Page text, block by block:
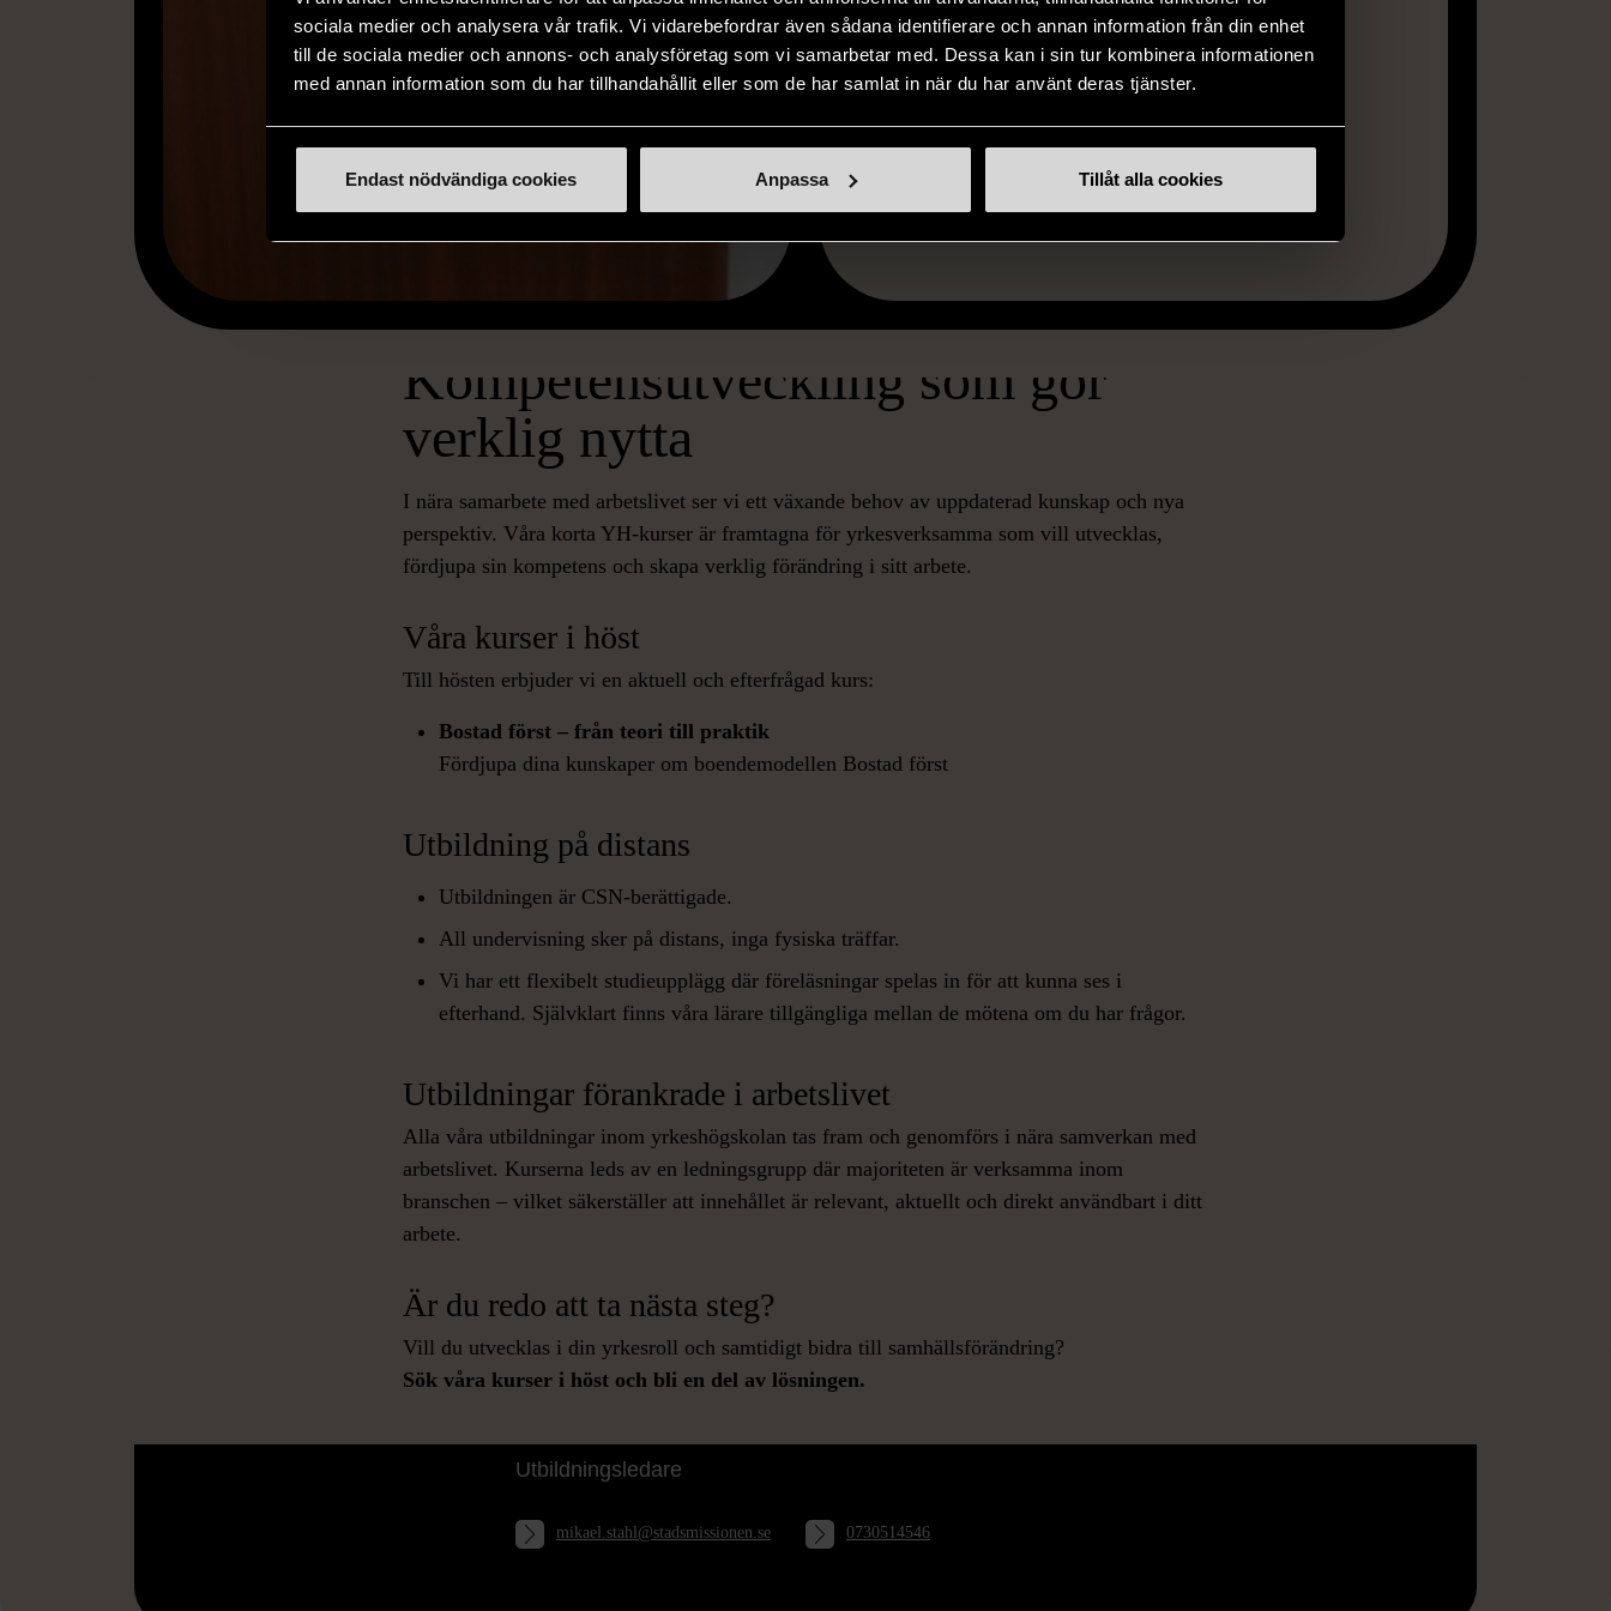
sociala medier och analysera vår trafik. Vi vidarebefordrar även sådana identifierare och annan information från din enhet
till de sociala medier och annons- och analysföretag som vi samarbetar med. Dessa kan i sin tur kombinera informationen
med annan information som du har tillhandahållit eller som de har samlat in när du har använt deras tjänster.
Endast nödvändiga cookies Anpassa Tillåt alla cookies
Läs mer om kursen här
Kompetensutveckling som gör
verklig nytta
I nära samarbete med arbetslivet ser vi ett växande behov av uppdaterad kunskap och nya
perspektiv. Våra korta YH-kurser är framtagna för yrkesverksamma som vill utvecklas,
fördjupa sin kompetens och skapa verklig förändring i sitt arbete.
Våra kurser i höst
Till hösten erbjuder vi en aktuell och efterfrågad kurs:
Bostad först – från teori till praktik
Fördjupa dina kunskaper om boendemodellen Bostad först
Utbildning på distans
Utbildningen är CSN-berättigade.
All undervisning sker på distans, inga fysiska träffar.
Vi har ett flexibelt studieupplägg där föreläsningar spelas in för att kunna ses i
efterhand. Självklart finns våra lärare tillgängliga mellan de mötena om du har frågor.
Utbildningar förankrade i arbetslivet
Alla våra utbildningar inom yrkeshögskolan tas fram och genomförs i nära samverkan med
arbetslivet. Kurserna leds av en ledningsgrupp där majoriteten är verksamma inom
branschen – vilket säkerställer att innehållet är relevant, aktuellt och direkt användbart i ditt
arbete.
Är du redo att ta nästa steg?
Vill du utvecklas i din yrkesroll och samtidigt bidra till samhällsförändring?
Sök våra kurser i höst och bli en del av lösningen.
Utbildningsledare
mikael.stahl@stadsmissionen.se 0730514546